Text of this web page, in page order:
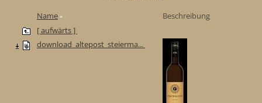
Name
Beschreibung
[ aufwärts ]
download_altepost_steierma...